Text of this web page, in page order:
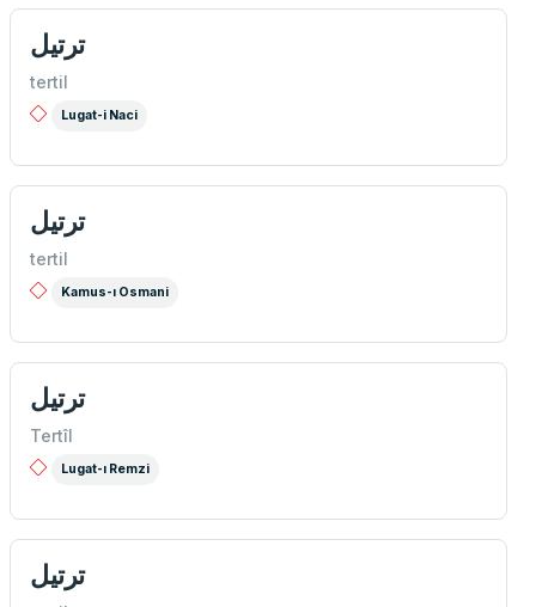
ترتيل
tertil
Lugat-i Naci
ترتيل
tertil
Kamus-ı Osmani
ترتيل
Tertîl
Lugat-ı Remzi
ترتيل